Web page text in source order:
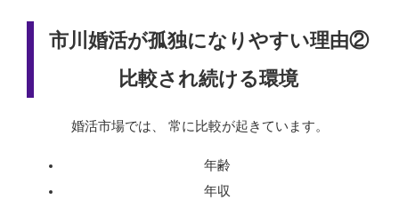
市川婚活が孤独になりやすい理由②
比較され続ける環境
婚活市場では、 常に比較が起きています。
年齢
年収